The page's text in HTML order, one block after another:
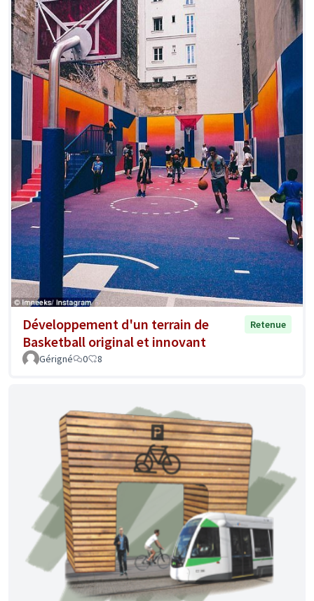
Développement d'un terrain de
Basketball original et innovant
Retenue
Gérigné 0 8